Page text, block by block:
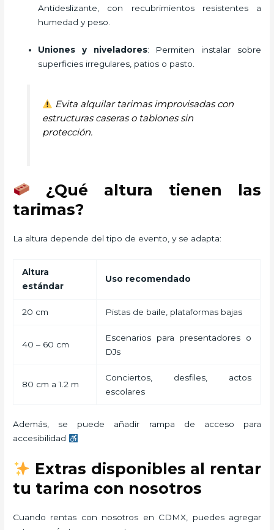
Antideslizante, con recubrimientos resistentes a
humedad y peso.
Uniones y niveladores: Permiten instalar sobre
superficies irregulares, patios o pasto.
Evita alquilar tarimas improvisadas con
estructuras caseras o tablones sin
protección.
¿Qué altura tienen las
tarimas?
La altura depende del tipo de evento, y se adapta:
Altura
estándar
Uso recomendado
20 cm Pistas de baile, plataformas bajas
40 – 60 cm
Escenarios para presentadores o
DJs
80 cm a 1.2 m
Conciertos, desfiles, actos
escolares
Además, se puede añadir rampa de acceso para
accesibilidad
Extras disponibles al rentar
tu tarima con nosotros
Cuando rentas con nosotros en CDMX, puedes agregar